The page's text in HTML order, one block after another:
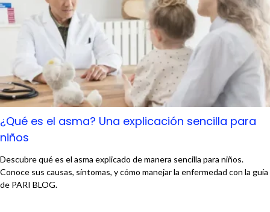
¿Qué es el asma? Una explicación sencilla para
niños
Descubre qué es el asma explicado de manera sencilla para niños.
Conoce sus causas, síntomas, y cómo manejar la enfermedad con la guía
de PARI BLOG.